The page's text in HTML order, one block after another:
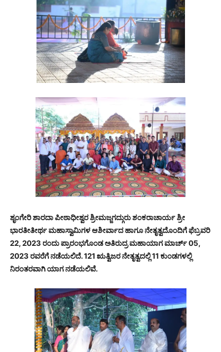
ಶೃಂಗೇರಿ ಶಾರದಾ ಪೀಠಾಧೀಶ್ವರ ಶ್ರೀಮಜ್ಜಗದ್ಗುರು ಶಂಕರಾಚಾರ್ಯ ಶ್ರೀ
ಭಾರತೀತೀರ್ಥ ಮಹಾಸ್ವಾಮಿಗಳ ಆಶೀರ್ವಾದ ಹಾಗೂ ನೇತೃತ್ವದೊಂದಿಗೆ ಫೆಬ್ರವರಿ
22, 2023 ರಂದು ಪ್ರಾರಂಭಗೊಂಡ ಅತಿರುದ್ರ ಮಹಾಯಾಗ ಮಾರ್ಚ್ 05,
2023 ರವರೆಗೆ ನಡೆಯಲಿದೆ. 121 ಋತ್ವಿಜರ ನೇತೃತ್ವದಲ್ಲಿ 11 ಕುಂಡಗಳಲ್ಲಿ
ನಿರಂತರವಾಗಿ ಯಾಗ ನಡೆಯಲಿವೆ.